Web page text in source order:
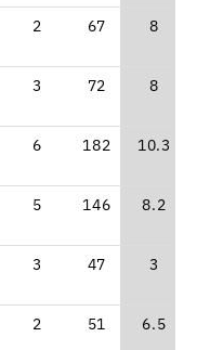
2 67 8
3 72 8
6 182 10.3
5 146 8.2
3 47 3
2 51 6.5